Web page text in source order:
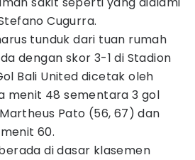
Cugurra.
tunduk dari tuan rumah
dengan skor 3-1 di Stadion
Bali United dicetak oleh
menit 48 sementara 3 gol
Pato (56, 67) dan
60.
di dasar klasemen